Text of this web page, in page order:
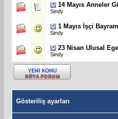
14 Mayıs Anneler
Sindy
1 Mayıs İşçi
Sindy
23 Nisan Ulusal
Sindy
Gösteriliş ayarları